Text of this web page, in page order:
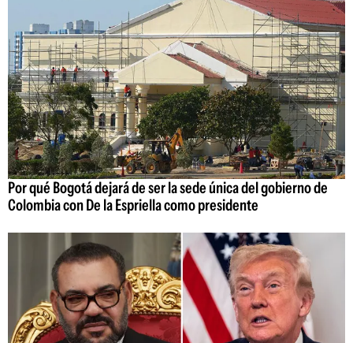
Por qué Bogotá dejará de ser la sede única del gobierno de
Colombia con De la Espriella como presidente